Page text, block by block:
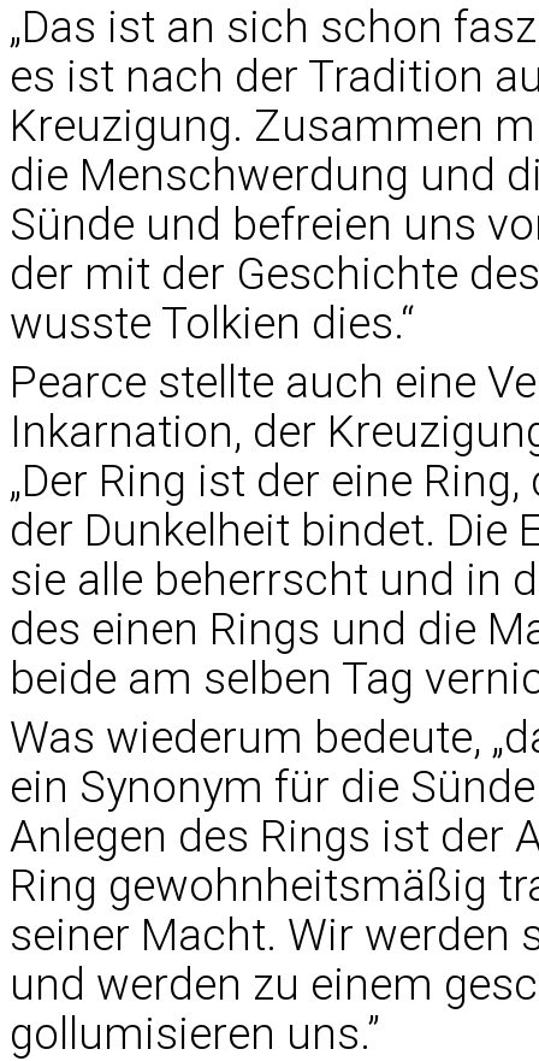
„Das ist an sich schon
es ist nach der Tradition
Kreuzigung. Zusammen
die Menschwerdung und
Sünde und befreien uns
der mit der Geschichte
wusste Tolkien dies.“
Pearce stellte auch eine
Inkarnation, der
„Der Ring ist der eine
der Dunkelheit bindet. Die
sie alle beherrscht und in
des einen Rings und die
beide am selben Tag
Was wiederum bedeute,
ein Synonym für die
Anlegen des Rings ist der
Ring gewohnheitsmäßig
seiner Macht. Wir werden
und werden zu einem
gollumisieren uns.”